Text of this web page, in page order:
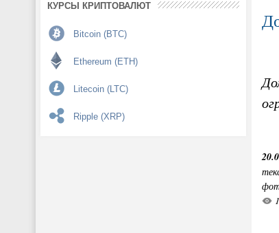
КУРСЫ КРИПТОВАЛЮТ
Bitcoin (BTC)
Ethereum (ETH)
Litecoin (LTC)
Ripple (XRP)